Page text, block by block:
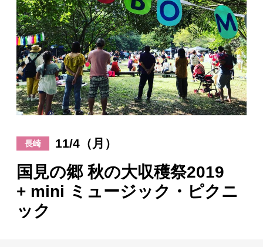
ライブ・スケジュール
作品
オンライン・ショップ
ギャラリー
日々のレポート
Specials
プロフィール
長崎 11/4（月）
国見の郷 秋の大収穫祭2019
+ mini ミュージック・ピクニ
ック